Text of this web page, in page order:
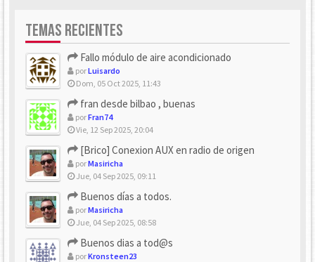
TEMAS RECIENTES
Fallo módulo de aire acondicionado
porLuisardo
Dom, 05 Oct 2025, 11:43
fran desde bilbao , buenas
porFran74
Vie, 12 Sep 2025, 20:04
[Brico] Conexion AUX en radio de origen
porMasiricha
Jue, 04 Sep 2025, 09:11
Buenos días a todos.
porMasiricha
Jue, 04 Sep 2025, 08:58
Buenos dias a tod@s
porKronsteen23